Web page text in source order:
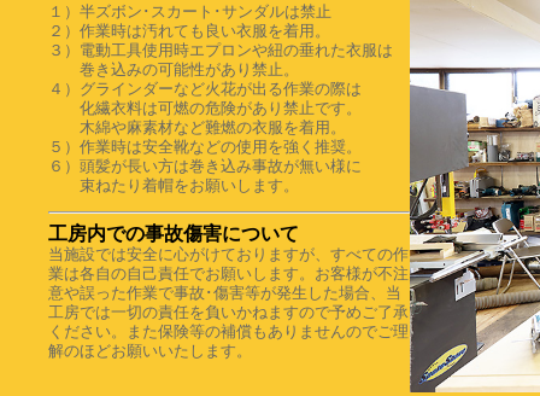
１）半ズボン･スカート･サンダルは禁止
２）作業時は汚れても良い衣服を着用。
３）電動工具使用時エプロンや紐の垂れた衣服は
巻き込みの可能性があり禁止。
４）グラインダーなど火花が出る作業の際は
化繊衣料は可燃の危険があり禁止です。
木綿や麻素材など難燃の衣服を着用。
５）作業時は安全靴などの使用を強く推奨。
６）頭髪が長い方は巻き込み事故が無い様に
束ねたり着帽をお願いします。
工房内での事故傷害について
当施設では安全に心がけておりますが、すべての作
業は各自の自己責任でお願いします。お客様が不注
意や誤った作業で事故･傷害等が発生した場合、当
工房では一切の責任を負いかねますので予めご了承
ください。また保険等の補償もありませんのでご理
解のほどお願いいたします。